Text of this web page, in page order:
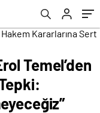
Temel’den